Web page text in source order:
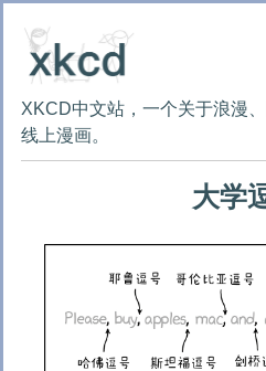
XKCD中文站，一个关于浪漫
线上漫画。
大学